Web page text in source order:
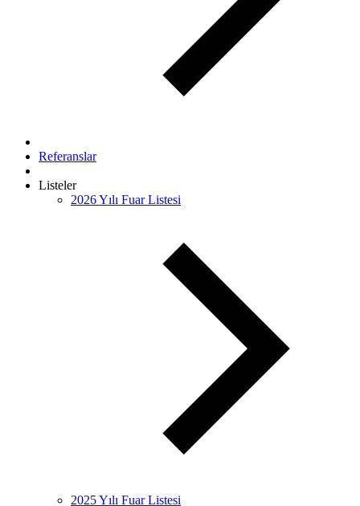
Referanslar
Listeler
2026 Yılı Fuar Listesi
2025 Yılı Fuar Listesi